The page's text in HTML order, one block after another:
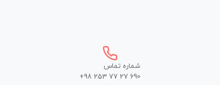
شماره تماس
+98 253 77 27 690